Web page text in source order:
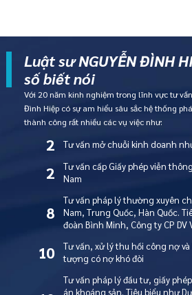
Luật sư NGUYỄN ĐÌNH
số biết nói
Với 20 năm kinh nghiệm trong lĩnh vực tư
Đình Hiệp có sự am hiểu sâu sắc hệ thống
thành công rất nhiều các vụ việc như:
2 Tư vấn mở chuỗi kinh doanh
2
Tư vấn cấp Giấy phép viễn
Nam
8
Tư vấn pháp lý thường xuyên
Nam, Trung Quốc, Hàn Quốc.
đoàn Bình Minh, Công ty CP
10
Tư vấn, xử lý thu hồi công nợ
tượng có nợ khó đòi
Tư vấn pháp lý đầu tư, giấy
án khoáng sản. Tiêu biểu như